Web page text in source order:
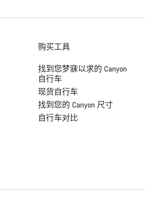
购买工具
找到您梦寐以求的 Canyon
自行车
现货自行车
找到您的 Canyon 尺寸
自行车对比